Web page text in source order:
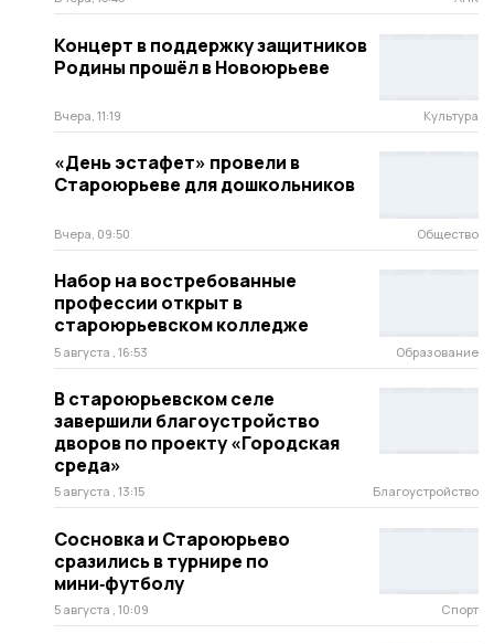
Концерт в поддержку защитников
Родины прошёл в Новоюрьеве
Вчера, 11:19 Культура
«День эстафет» провели в
Староюрьеве для дошкольников
Вчера, 09:50 Общество
Набор на востребованные
профессии открыт в
староюрьевском колледже
5 августа , 16:53 Образование
В староюрьевском селе
завершили благоустройство
дворов по проекту «Городская
среда»
5 августа , 13:15 Благоустройство
Сосновка и Староюрьево
сразились в турнире по
мини‑футболу
5 августа , 10:09 Спорт